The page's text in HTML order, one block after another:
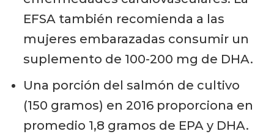
EFSA también recomienda a las
mujeres embarazadas consumir un
suplemento de 100-200 mg de DHA.
Una porción del salmón de cultivo
(150 gramos) en 2016 proporciona en
promedio 1,8 gramos de EPA y DHA.